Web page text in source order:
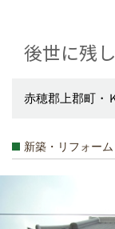
後世に残
赤穂郡上郡町・
新築・リフォー